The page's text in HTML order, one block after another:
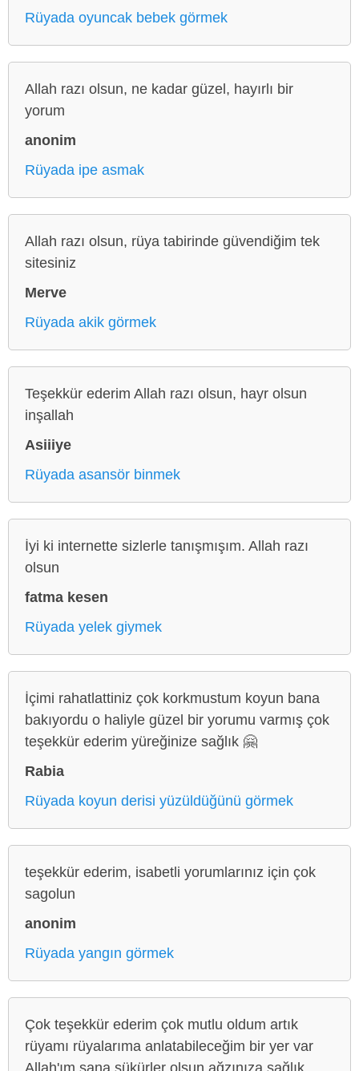
Rüyada oyuncak bebek görmek
Allah razı olsun, ne kadar güzel, hayırlı bir
yorum
anonim
Rüyada ipe asmak
Allah razı olsun, rüya tabirinde güvendiğim tek
sitesiniz
Merve
Rüyada akik görmek
Teşekkür ederim Allah razı olsun, hayr olsun
inşallah
Asiiiye
Rüyada asansör binmek
İyi ki internette sizlerle tanışmışım. Allah razı
olsun
fatma kesen
Rüyada yelek giymek
İçimi rahatlattiniz çok korkmustum koyun bana
bakıyordu o haliyle güzel bir yorumu varmış çok
teşekkür ederim yüreğinize sağlık 🤗
Rabia
Rüyada koyun derisi yüzüldüğünü görmek
teşekkür ederim, isabetli yorumlarınız için çok
sagolun
anonim
Rüyada yangın görmek
Çok teşekkür ederim çok mutlu oldum artık
rüyamı rüyalarıma anlatabileceğim bir yer var
Allah'ım sana şükürler olsun ağzınıza sağlık